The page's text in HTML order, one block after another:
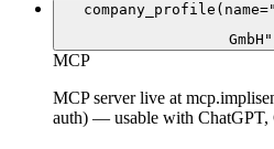
MCP
MCP server live at
auth) — usable with ChatGPT,